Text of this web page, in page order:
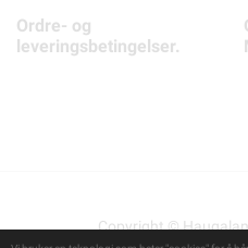
Ordre- og
leveringsbetingelser.
Copyright ©